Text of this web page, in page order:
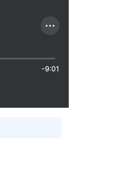
-9:01